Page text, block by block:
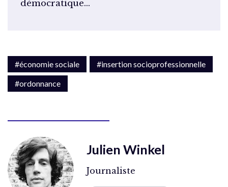
démocratique…
#économie sociale
#insertion socioprofessionnelle
#ordonnance
Julien Winkel
Journaliste